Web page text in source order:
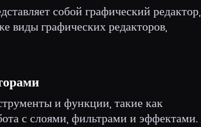
собой графический редактор,
виды графических редакторов,
и функции, такие как
с слоями, фильтрами и эффектами.